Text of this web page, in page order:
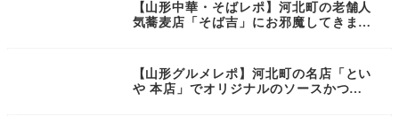
【山形中華・そばレポ】河北町の老舗人
気蕎麦店「そば吉」にお邪魔してきまし
【山形グルメレポ】河北町の名店「とい
や 本店」でオリジナルのソースかつ丼